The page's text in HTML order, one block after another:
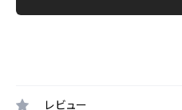
レビュー